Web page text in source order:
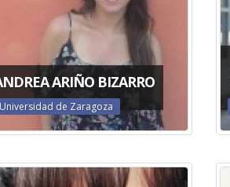
ARIÑO BIZARRO
Universidad de Zaragoza